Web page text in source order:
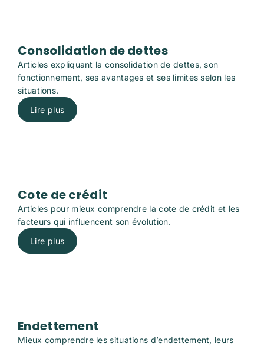
Consolidation de dettes
Articles expliquant la consolidation de dettes, son
fonctionnement, ses avantages et ses limites selon les
situations.
Lire plus
Cote de crédit
Articles pour mieux comprendre la cote de crédit et les
facteurs qui influencent son évolution.
Lire plus
Endettement
Mieux comprendre les situations d’endettement, leurs